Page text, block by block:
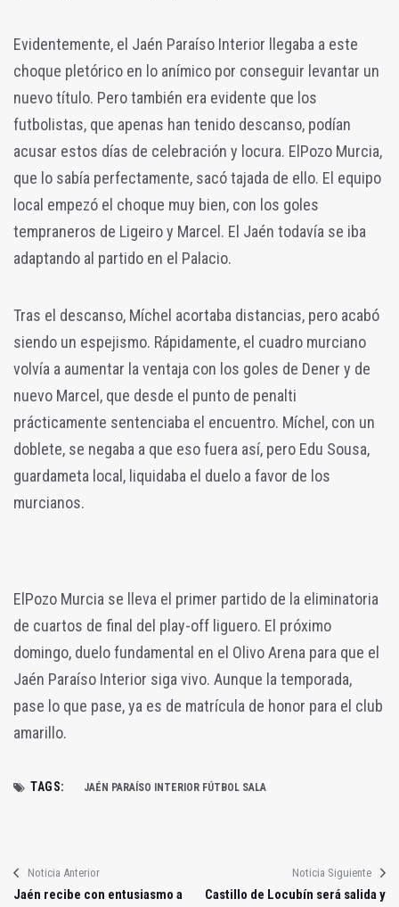
Evidentemente, el Jaén Paraíso Interior llegaba a este
choque pletórico en lo anímico por conseguir levantar un
nuevo título. Pero también era evidente que los
futbolistas, que apenas han tenido descanso, podían
acusar estos días de celebración y locura. ElPozo Murcia,
que lo sabía perfectamente, sacó tajada de ello. El equipo
local empezó el choque muy bien, con los goles
tempraneros de Ligeiro y Marcel. El Jaén todavía se iba
adaptando al partido en el Palacio.
Tras el descanso, Míchel acortaba distancias, pero acabó
siendo un espejismo. Rápidamente, el cuadro murciano
volvía a aumentar la ventaja con los goles de Dener y de
nuevo Marcel, que desde el punto de penalti
prácticamente sentenciaba el encuentro. Míchel, con un
doblete, se negaba a que eso fuera así, pero Edu Sousa,
guardameta local, liquidaba el duelo a favor de los
murcianos.
ElPozo Murcia se lleva el primer partido de la eliminatoria
de cuartos de final del play-off liguero. El próximo
domingo, duelo fundamental en el Olivo Arena para que el
Jaén Paraíso Interior siga vivo. Aunque la temporada,
pase lo que pase, ya es de matrícula de honor para el club
amarillo.
TAGS: JAÉN PARAÍSO INTERIOR FÚTBOL SALA
Noticia Anterior
Jaén recibe con entusiasmo a
Noticia Siguiente
Castillo de Locubín será salida y